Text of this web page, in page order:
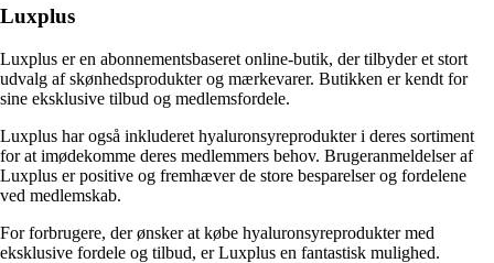
Luxplus
Luxplus er en abonnementsbaseret online-butik, der tilbyder et stort
udvalg af skønhedsprodukter og mærkevarer. Butikken er kendt for
sine eksklusive tilbud og medlemsfordele.
Luxplus har også inkluderet hyaluronsyreprodukter i deres sortiment
for at imødekomme deres medlemmers behov. Brugeranmeldelser af
Luxplus er positive og fremhæver de store besparelser og fordelene
ved medlemskab.
For forbrugere, der ønsker at købe hyaluronsyreprodukter med
eksklusive fordele og tilbud, er Luxplus en fantastisk mulighed.